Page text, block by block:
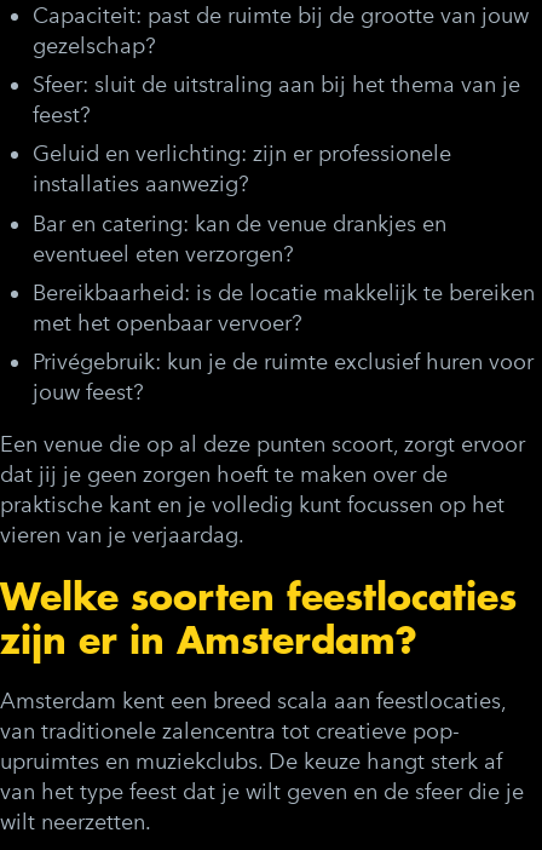
Capaciteit: past de ruimte bij de grootte van jouw
gezelschap?
Sfeer: sluit de uitstraling aan bij het thema van je
feest?
Geluid en verlichting: zijn er professionele
installaties aanwezig?
Bar en catering: kan de venue drankjes en
eventueel eten verzorgen?
Bereikbaarheid: is de locatie makkelijk te bereiken
met het openbaar vervoer?
Privégebruik: kun je de ruimte exclusief huren voor
jouw feest?
Een venue die op al deze punten scoort, zorgt ervoor
dat jij je geen zorgen hoeft te maken over de
praktische kant en je volledig kunt focussen op het
vieren van je verjaardag.
Welke soorten feestlocaties
zijn er in Amsterdam?
Amsterdam kent een breed scala aan feestlocaties,
van traditionele zalencentra tot creatieve pop-
upruimtes en muziekclubs. De keuze hangt sterk af
van het type feest dat je wilt geven en de sfeer die je
wilt neerzetten.